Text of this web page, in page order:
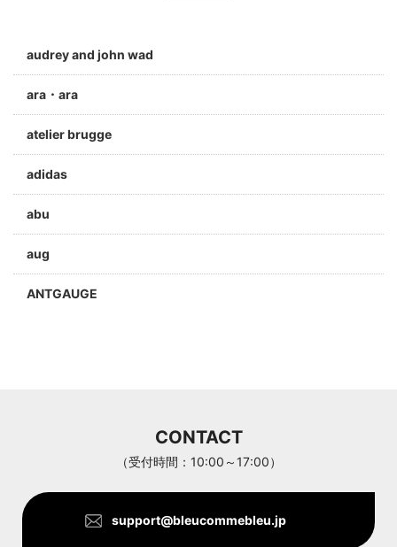
audrey and john wad
ara・ara
atelier brugge
adidas
abu
aug
ANTGAUGE
CONTACT
（受付時間：10:00～17:00）
support@bleucommebleu.jp